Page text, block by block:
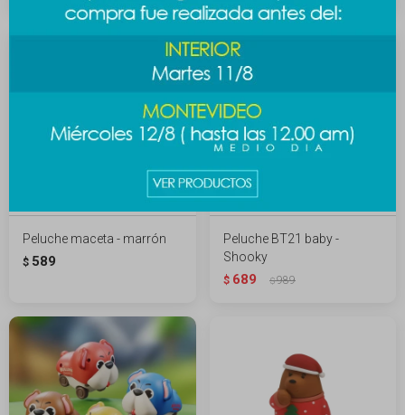
Peluche maceta - marrón
$ 589
Peluche BT21 baby -
Shooky
$ 689 $989